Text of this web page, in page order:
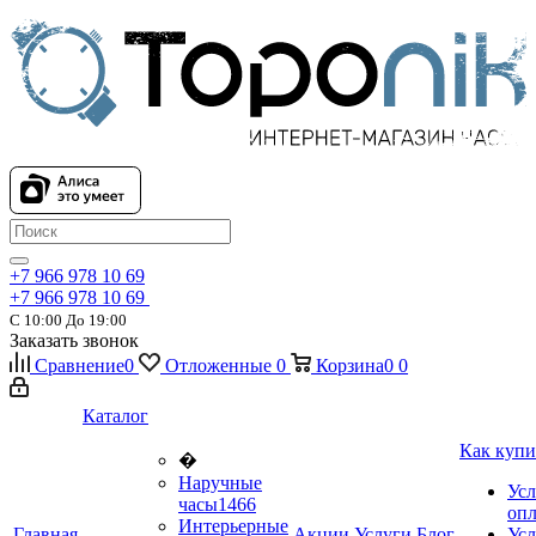
+7 966 978 10 69
+7 966 978 10 69
С 10:00 До 19:00
Заказать звонок
Сравнение0 Отложенные 0 Корзина0 0
Каталог
�
Наручные
часы1466
Интерьерные
Как